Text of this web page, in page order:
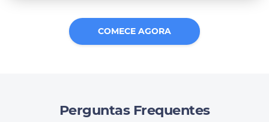
COMECE AGORA
Perguntas Frequentes